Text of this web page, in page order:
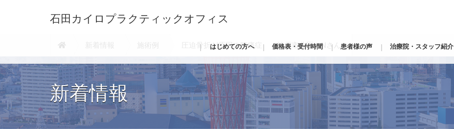
石田カイロプラクティックオフィス
はじめての方へ 価格表・受付時間 患者様の声 治療院・スタッフ紹介
新着情報 施術例 圧迫骨折が原因の腰痛症 神戸市北区のNさん
新着情報